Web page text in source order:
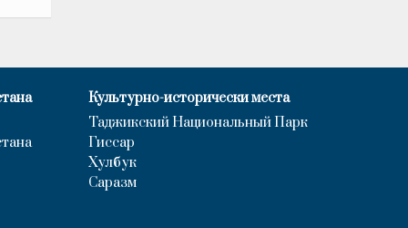
Культурно-исторически места
Таджикский Национальный Парк
Гиссар
Хулбук
Саразм